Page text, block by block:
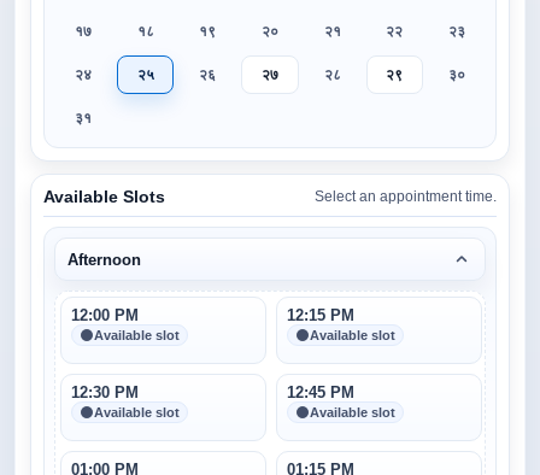
१७ १८ १९ २० २१ २२ २३
२४ २५ २६ २७ २८ २९ ३०
३१
Available Slots Select an appointment time.
Afternoon
12:00 PM
Available slot
12:15 PM
Available slot
12:30 PM
Available slot
12:45 PM
Available slot
01:00 PM 01:15 PM